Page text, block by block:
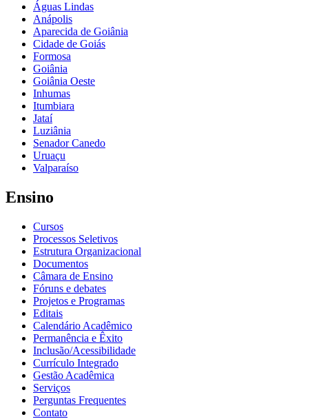
Águas Lindas
Anápolis
Aparecida de Goiânia
Cidade de Goiás
Formosa
Goiânia
Goiânia Oeste
Inhumas
Itumbiara
Jataí
Luziânia
Senador Canedo
Uruaçu
Valparaíso
Ensino
Cursos
Processos Seletivos
Estrutura Organizacional
Documentos
Câmara de Ensino
Fóruns e debates
Projetos e Programas
Editais
Calendário Acadêmico
Permanência e Êxito
Inclusão/Acessibilidade
Currículo Integrado
Gestão Acadêmica
Serviços
Perguntas Frequentes
Contato